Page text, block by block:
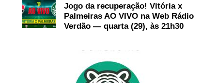
Jogo da recuperação! Vitória x
Palmeiras AO VIVO na Web Rádio
Verdão — quarta (29), às 21h30